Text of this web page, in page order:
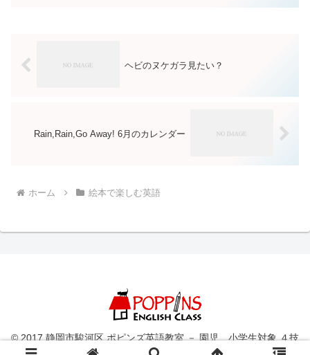
ヘビのヌケガラ見たい？
Rain,Rain,Go Away! 6月のカレンダー
ホーム 絵本で楽しむ英語
© 2017 静岡市駿河区 ポピンズ英語教室 － 園児、小学生対象 ４技